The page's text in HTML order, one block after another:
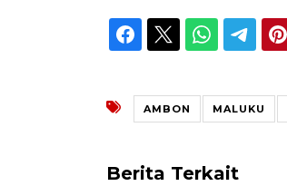
AMBON MALUKU
Berita Terkait